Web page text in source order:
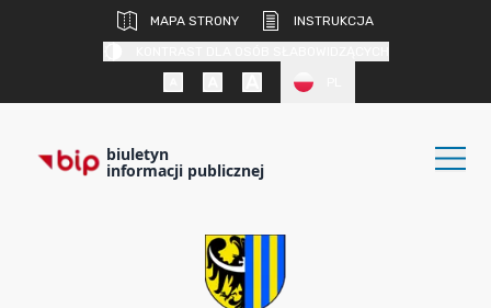
MAPA STRONY
INSTRUKCJA
biuletyn
informacji publicznej